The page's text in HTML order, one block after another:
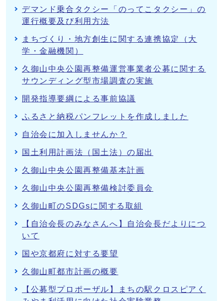
デマンド乗合タクシー「のってこタクシー」の
運行概要及び利用方法
まちづくり・地方創生に関する連携協定（大
学・金融機関）
久御山中央公園再整備運営事業者公募に関する
サウンディング型市場調査の実施
開発指導要綱による事前協議
ふるさと納税パンフレットを作成しました
自治会に加入しませんか？
国土利用計画法（国土法）の届出
久御山中央公園再整備基本計画
久御山中央公園再整備検討委員会
久御山町のSDGsに関する取組
【自治会長のみなさんへ】自治会長だよりにつ
いて
国や京都府に対する要望
久御山町都市計画の概要
【公募型プロポーザル】まちの駅クロスピアく